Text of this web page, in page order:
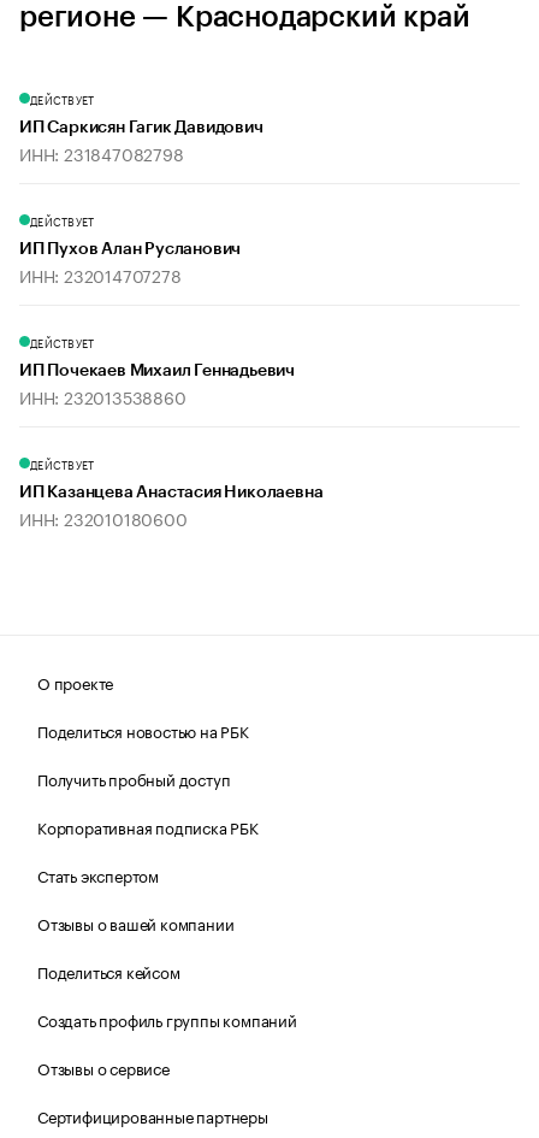
регионе — Краснодарский край
ДЕЙСТВУЕТ
ИП Саркисян Гагик Давидович
ИНН: 231847082798
ДЕЙСТВУЕТ
ИП Пухов Алан Русланович
ИНН: 232014707278
ДЕЙСТВУЕТ
ИП Почекаев Михаил Геннадьевич
ИНН: 232013538860
ДЕЙСТВУЕТ
ИП Казанцева Анастасия Николаевна
ИНН: 232010180600
О проекте
Поделиться новостью на РБК
Получить пробный доступ
Корпоративная подписка РБК
Стать экспертом
Отзывы о вашей компании
Поделиться кейсом
Создать профиль группы компаний
Отзывы о сервисе
Сертифицированные партнеры